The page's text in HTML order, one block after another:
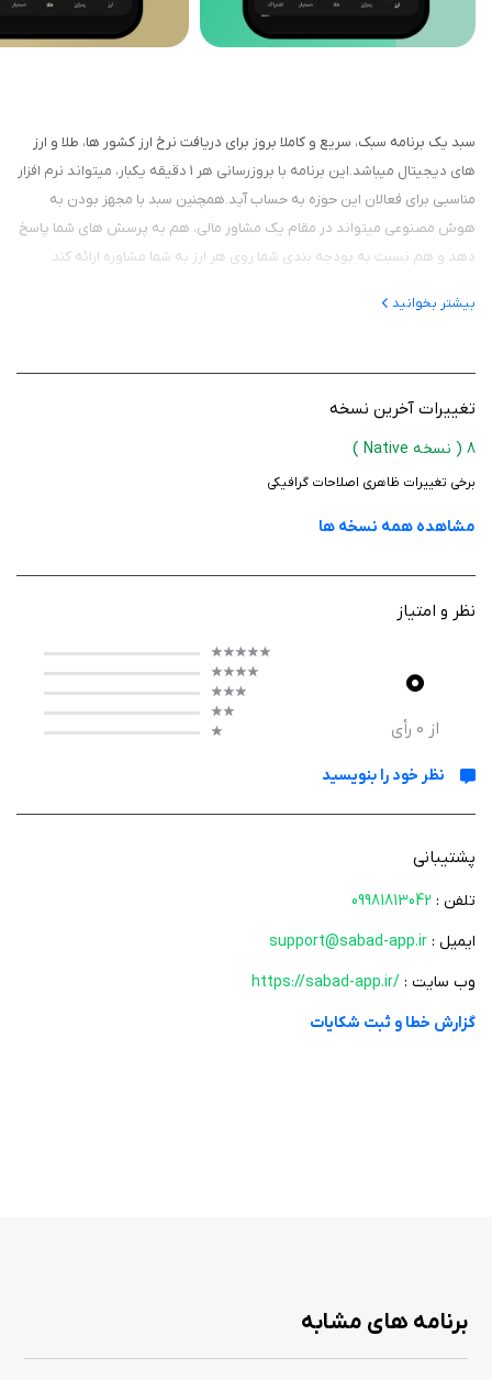
سبد یک برنامه سبک، سریع و کاملا بروز برای دریافت نرخ ارز کشور ها، طلا و ارز
های دیجیتال میباشد.‏‏‏‏‏‏‏‏‏‏‏‏‏‏این برنامه با بروزرسانی هر 1 دقیقه یکبار، میتواند نرم افزار
مناسبی برای فعالان این حوزه به حساب آید.همچنین سبد با مجهز بودن به
هوش مصنوعی میتواند در مقام یک مشاور مالی، هم به پرسش های شما پاسخ
دهد و هم نسبت به بودجه بندی شما روی هر ارز به شما مشاوره ارائه کند.
بیشتر بخوانید
تغییرات آخرین نسخه
8 ( نسخه Native )
برخی تغییرات ظاهری اصلاحات گرافیکی
مشاهده همه نسخه ها
نظر و امتیاز
0
از 0 رأی
نظر خود را بنویسید
پشتیبانی
تلفن : 09981813042
ایمیل : support@sabad-app.ir
وب سایت : https://sabad-app.ir/
گزارش خطا و ثبت شکایات
برنامه های مشابه